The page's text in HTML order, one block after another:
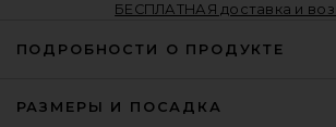
БЕСПЛАТНАЯ доставка и
ПОДРОБНОСТИ О ПРОДУКТЕ
РАЗМЕРЫ И ПОСАДКА